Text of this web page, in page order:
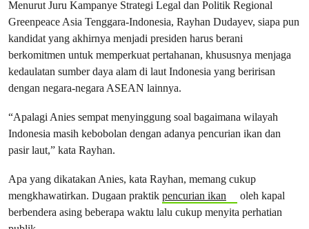
Menurut Juru Kampanye Strategi Legal dan Politik Regional
Greenpeace Asia Tenggara-Indonesia, Rayhan Dudayev, siapa pun
kandidat yang akhirnya menjadi presiden harus berani
berkomitmen untuk memperkuat pertahanan, khususnya menjaga
kedaulatan sumber daya alam di laut Indonesia yang beririsan
dengan negara-negara ASEAN lainnya.
“Apalagi Anies sempat menyinggung soal bagaimana wilayah
Indonesia masih kebobolan dengan adanya pencurian ikan dan
pasir laut,” kata Rayhan.
Apa yang dikatakan Anies, kata Rayhan, memang cukup
mengkhawatirkan. Dugaan praktik pencurian ikan
oleh kapal
berbendera asing beberapa waktu lalu cukup menyita perhatian